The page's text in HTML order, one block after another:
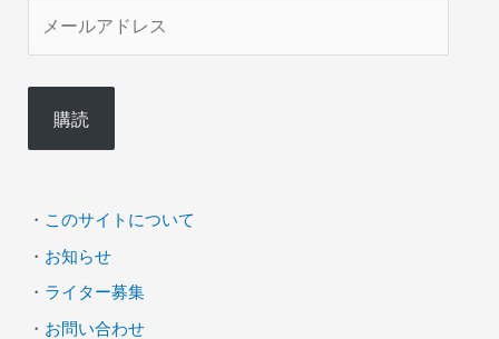
ル
ド
ス
購読
・ このサイトについて
・ お知らせ
・ ライター募集
・ お問い合わせ